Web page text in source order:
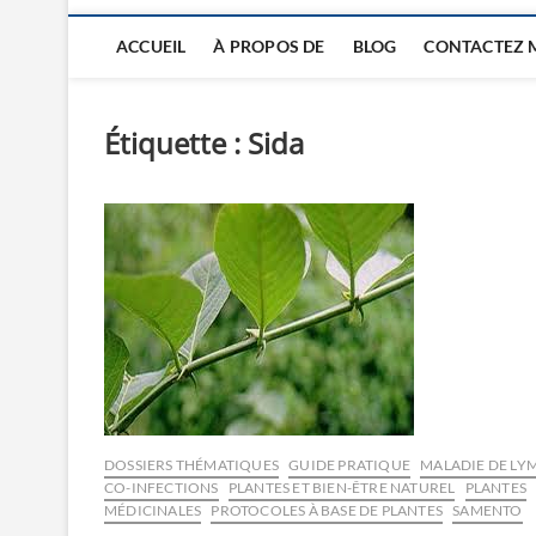
ACCUEIL À PROPOS DE BLOG CONTACTEZ
Étiquette : Sida
DOSSIERS THÉMATIQUES GUIDE PRATIQUE MALADIE DE
CO-INFECTIONS
PLANTES ET BIEN-ÊTRE NATUREL
PLANTES
MÉDICINALES PROTOCOLES À BASE DE PLANTES SAMENTO